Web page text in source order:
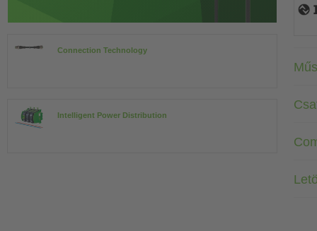
Connection Technology
Intelligent Power Distribution